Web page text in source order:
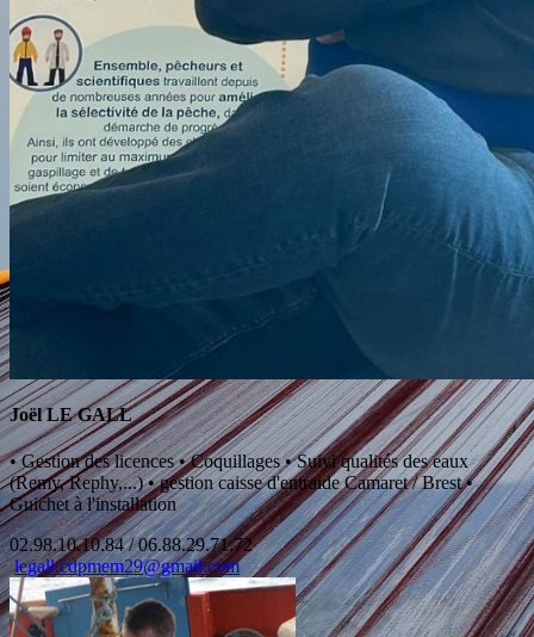
Joël LE GALL
•Gestion des licences•Coquillages•Suivi qualités des eaux
(Remy, Rephy,...)•gestion caisse d'entraide Camaret / Brest•
Guichet à l'installation
02.98.10.10.84 / 06.88.29.71.72
legall.cdpmem29@gmail.com